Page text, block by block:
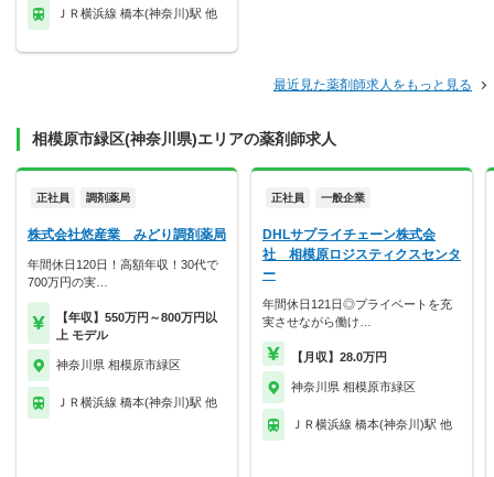
ＪＲ横浜線 橋本(神奈川)駅 他
最近見た薬剤師求人をもっと見る
相模原市緑区(神奈川県)エリアの薬剤師求人
正社員 調剤薬局
株式会社悠産業 みどり調剤薬局
年間休日120日！高額年収！30代で
700万円の実…
【年収】550万円～800万円以
上 モデル
神奈川県 相模原市緑区
ＪＲ横浜線 橋本(神奈川)駅 他
正社員 一般企業
DHLサプライチェーン株式会
社 相模原ロジスティクスセンタ
ー
年間休日121日◎プライベートを充
実させながら働け…
【月収】28.0万円
神奈川県 相模原市緑区
ＪＲ横浜線 橋本(神奈川)駅 他